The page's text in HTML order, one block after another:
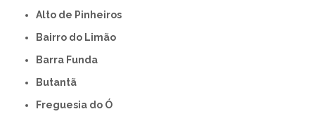
Alto de Pinheiros
Bairro do Limão
Barra Funda
Butantã
Freguesia do Ó